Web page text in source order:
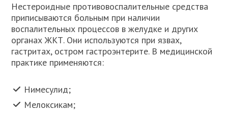
Нестероидные противовоспалительные средства
приписываются больным при наличии
воспалительных процессов в желудке и других
органах ЖКТ. Они используются при язвах,
гастритах, остром гастроэнтерите. В медицинской
практике применяются:
Нимесулид;
Мелоксикам;